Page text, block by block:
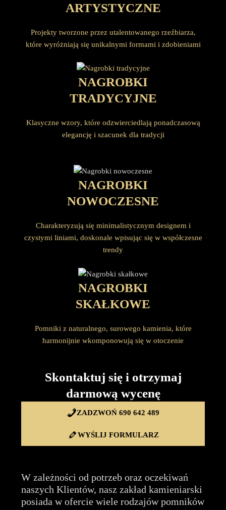
ARTYSTYCZNE
Projekty tworzone przez utalentowanego rzeźbiarza,
które wyróżniają się unikalnymi formami i zdobieniami
NAGROBKI
TRADYCYJNE
Klasyczne wzory, które odzwierciedlają ponadczasową
elegancję i szacunek dla tradycji
NAGROBKI
NOWOCZESNE
Charakteryzują się minimalistycznym designem i
czystymi liniami, doskonale wpisując się w współczesne
trendy
NAGROBKI
SKAŁKOWE
Pomniki z naturalnego, surowego kamienia, które
harmonijnie wkomponowują się w otoczenie
Skontaktuj się i otrzymaj
darmową wycenę
ZADZWOŃ 690 642 489
WYŚLIJ FORMULARZ
W zależności od potrzeb oraz oczekiwań
naszych Klientów, nasz zakład kamieniarski
posiada w ofercie wiele rodzajów pomników